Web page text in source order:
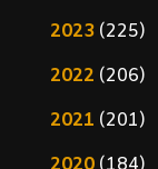
2023(225)
2022 (206)
2021 (201)